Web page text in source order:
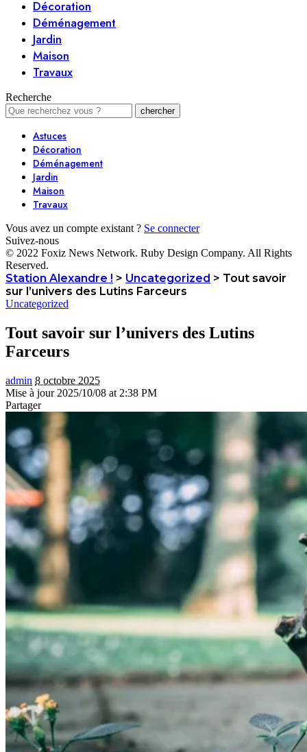
Décoration
Déménagement
Jardin
Maison
Travaux
Recherche
Astuces
Décoration
Déménagement
Jardin
Maison
Travaux
Vous avez un compte existant ? Se connecter
Suivez-nous
© 2022 Foxiz News Network. Ruby Design Company. All Rights
Reserved.
Station Alexandre ! > Uncategorized > Tout savoir
sur l’univers des Lutins Farceurs
Uncategorized
Tout savoir sur l’univers des Lutins
Farceurs
admin 8 octobre 2025
Mise à jour 2025/10/08 at 2:38 PM
Partager